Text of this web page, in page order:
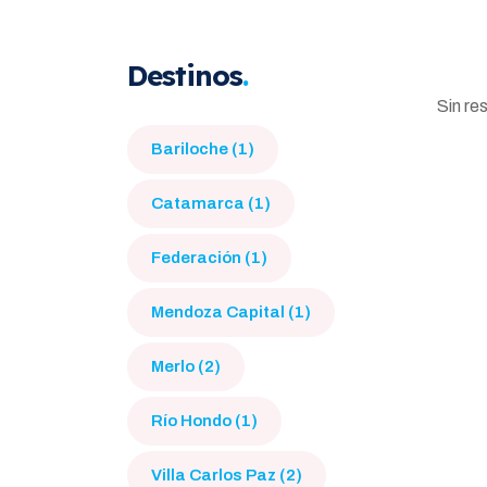
Destinos
Bariloche (1)
Catamarca (1)
Federación (1)
Mendoza Capital (1)
Merlo (2)
Río Hondo (1)
Villa Carlos Paz (2)
Sin